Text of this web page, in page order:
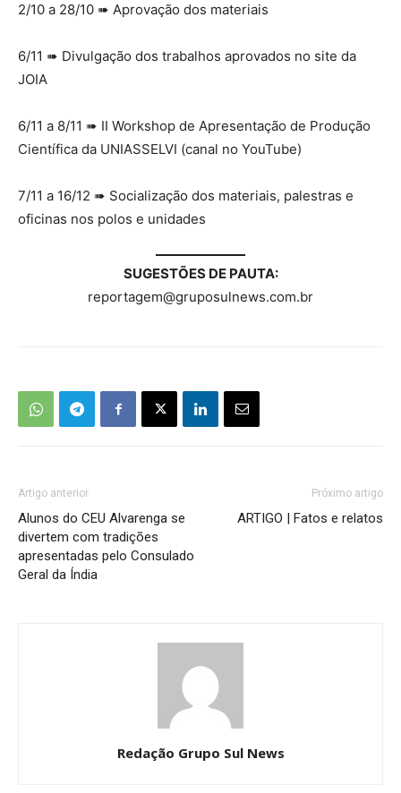
2/10 a 28/10 ➠ Aprovação dos materiais
6/11 ➠ Divulgação dos trabalhos aprovados no site da
JOIA
6/11 a 8/11 ➠ II Workshop de Apresentação de Produção
Científica da UNIASSELVI (canal no YouTube)
7/11 a 16/12 ➠ Socialização dos materiais, palestras e
oficinas nos polos e unidades
SUGESTÕES DE PAUTA:
reportagem@gruposulnews.com.br
Artigo anterior
Alunos do CEU Alvarenga se
divertem com tradições
apresentadas pelo Consulado
Geral da Índia
Próximo artigo
ARTIGO | Fatos e relatos
Redação Grupo Sul News